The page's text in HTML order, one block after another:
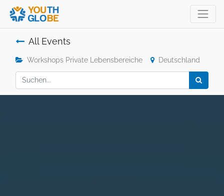
All Events
Workshops Private Lebensbereiche Deutschland